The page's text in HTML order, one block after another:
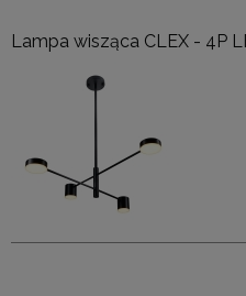
Lampa wisząca CLEX - 4P